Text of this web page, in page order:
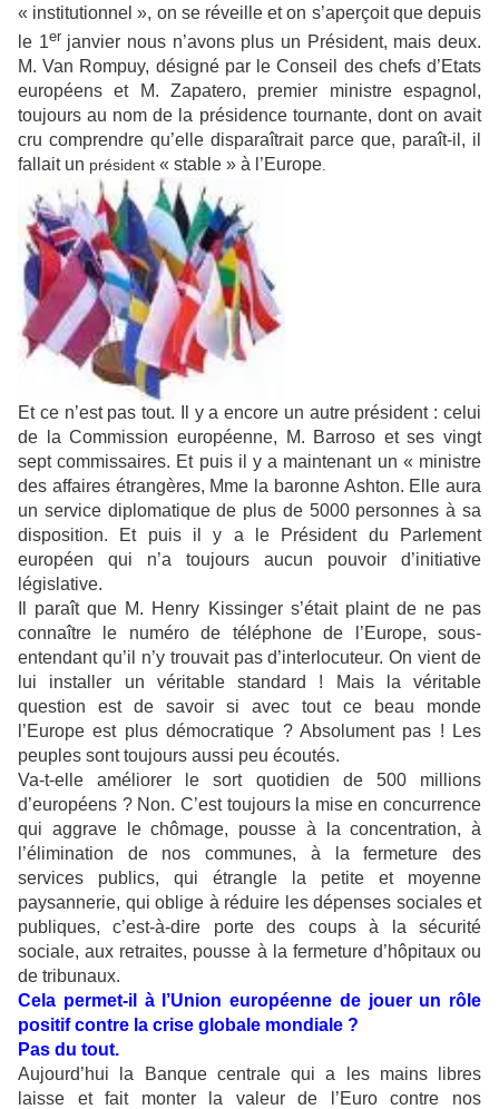
« institutionnel », on se réveille et on s’aperçoit que depuis
le 1er janvier nous n’avons plus un Président, mais deux.
M. Van Rompuy, désigné par le Conseil des chefs d’Etats
européens et M. Zapatero, premier ministre espagnol,
toujours au nom de la présidence tournante, dont on avait
cru comprendre qu’elle disparaîtrait parce que, paraît-il, il
fallait un président « stable » à l’Europe
Et ce n’est pas tout. Il y a encore un autre président : celui
de la Commission européenne, M. Barroso et ses vingt
sept commissaires. Et puis il y a maintenant un « ministre
des affaires étrangères, Mme la baronne Ashton. Elle aura
un service diplomatique de plus de 5000 personnes à sa
disposition. Et puis il y a le Président du Parlement
européen qui n’a toujours aucun pouvoir d’initiative
législative.
Il paraît que M. Henry Kissinger s’était plaint de ne pas
connaître le numéro de téléphone de l’Europe, sous-
entendant qu’il n’y trouvait pas d’interlocuteur. On vient de
lui installer un véritable standard ! Mais la véritable
question est de savoir si avec tout ce beau monde
l’Europe est plus démocratique ? Absolument pas ! Les
peuples sont toujours aussi peu écoutés.
Va-t-elle améliorer le sort quotidien de 500 millions
d’européens ? Non. C’est toujours la mise en concurrence
qui aggrave le chômage, pousse à la concentration, à
l’élimination de nos communes, à la fermeture des
services publics, qui étrangle la petite et moyenne
paysannerie, qui oblige à réduire les dépenses sociales et
publiques, c’est-à-dire porte des coups à la sécurité
sociale, aux retraites, pousse à la fermeture d’hôpitaux ou
de tribunaux.
Cela permet-il à l’Union européenne de jouer un rôle
positif contre la crise globale mondiale ?
Pas du tout.
Aujourd’hui la Banque centrale qui a les mains libres
laisse et fait monter la valeur de l’Euro contre nos